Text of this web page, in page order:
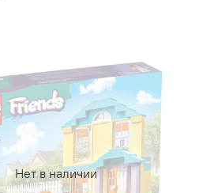
Нет в наличии